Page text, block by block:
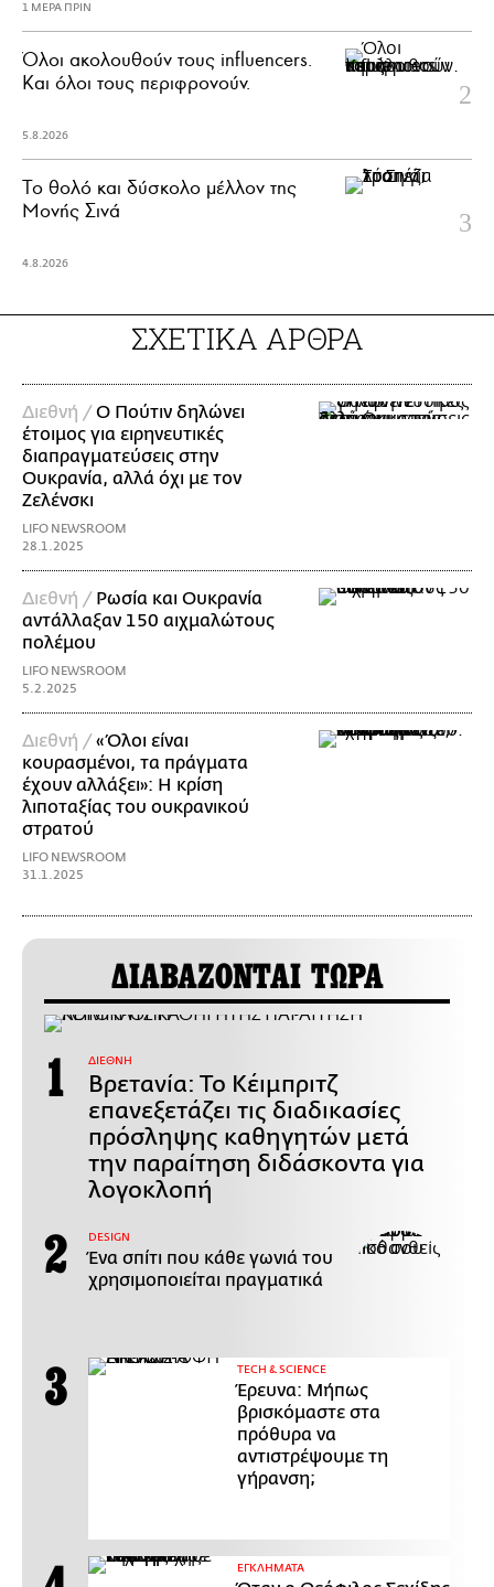
1 ΜΕΡΑ ΠΡΙΝ
Όλοι ακολουθούν τους influencers.
Και όλοι τους περιφρονούν.
5.8.2026
Το θολό και δύσκολο μέλλον της
Μονής Σινά
4.8.2026
ΣΧΕΤΙΚΑ ΑΡΘΡΑ
Διεθνή / Ο Πούτιν δηλώνει
έτοιμος για ειρηνευτικές
διαπραγματεύσεις στην
Ουκρανία, αλλά όχι με τον
Ζελένσκι
LIFO NEWSROOM
28.1.2025
Διεθνή / Ρωσία και Ουκρανία
αντάλλαξαν 150 αιχμαλώτους
πολέμου
LIFO NEWSROOM
5.2.2025
Διεθνή / «Όλοι είναι
κουρασμένοι, τα πράγματα
έχουν αλλάξει»: Η κρίση
λιποταξίας του ουκρανικού
στρατού
LIFO NEWSROOM
31.1.2025
ΔΙΑΒΑΖΟΝΤΑΙ ΤΩΡΑ
ΔΙΕΘΝΗ
Βρετανία: Το Κέιμπριτζ
επανεξετάζει τις διαδικασίες
πρόσληψης καθηγητών μετά
την παραίτηση διδάσκοντα για
λογοκλοπή
DESIGN
Ένα σπίτι που κάθε γωνιά του
χρησιμοποιείται πραγματικά
ΤECH & SCIENCE
Έρευνα: Μήπως
βρισκόμαστε στα
πρόθυρα να
αντιστρέψουμε τη
γήρανση;
ΕΓΚΛΗΜΑΤΑ